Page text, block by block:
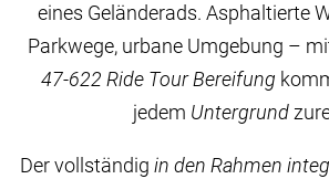
eines Geländerads. Asphaltierte
Parkwege, urbane Umgebung –
47-622 Ride Tour Bereifung
jedem Untergrund
Der vollständig in den Rahmen